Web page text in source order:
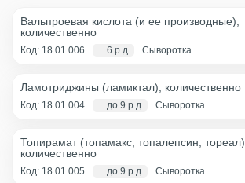
Вальпроевая кислота (и ее производные),
количественно
Код: 18.01.006 6 р.д. Сыворотка
Ламотриджины (ламиктал), количественно
Код: 18.01.004 до 9 р.д. Сыворотка
Топирамат (топамакс, топалепсин, тореал),
количественно
Код: 18.01.005 до 9 р.д. Сыворотка